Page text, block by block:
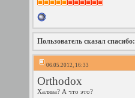
Пользователь сказал cпасибо:
06.05.2012, 16:33
Orthodox
Халява? А что это?